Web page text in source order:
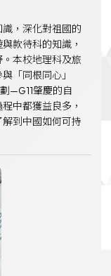
，深化對祖國的
款待科的知識，
本校地理科及旅
「同根同心」
—G11肇慶的自
中都獲益良多，
到中國如何可持